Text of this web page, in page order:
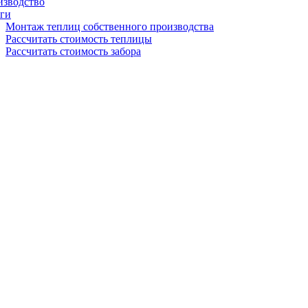
Монтаж теплиц собственного производства
Рассчитать стоимость теплицы
Рассчитать стоимость забора